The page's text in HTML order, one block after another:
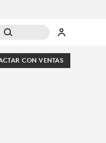
CON VENTAS